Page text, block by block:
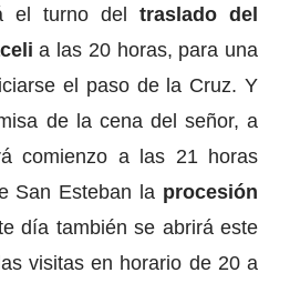
el turno del traslado del
a las 20 horas, para una
el paso de la Cruz. Y
de la cena del señor, a
comienzo a las 21 horas
San Esteban la procesión
día también se abrirá este
visitas en horario de 20 a